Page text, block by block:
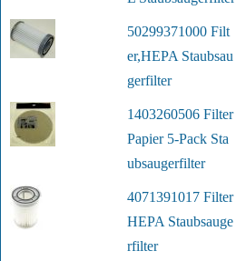
50299371000 Filt
er,HEPA Staubsau
gerfilter
1403260506 Filter
Papier 5-Pack Sta
ubsaugerfilter
4071391017 Filter
HEPA Staubsauge
rfilter